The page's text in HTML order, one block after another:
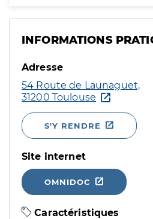
INFORMATIONS
Adresse
54 Route de Launaguet,
31200 Toulouse
S'Y RENDRE
Site internet
OMNIDOC
Caractéristiques